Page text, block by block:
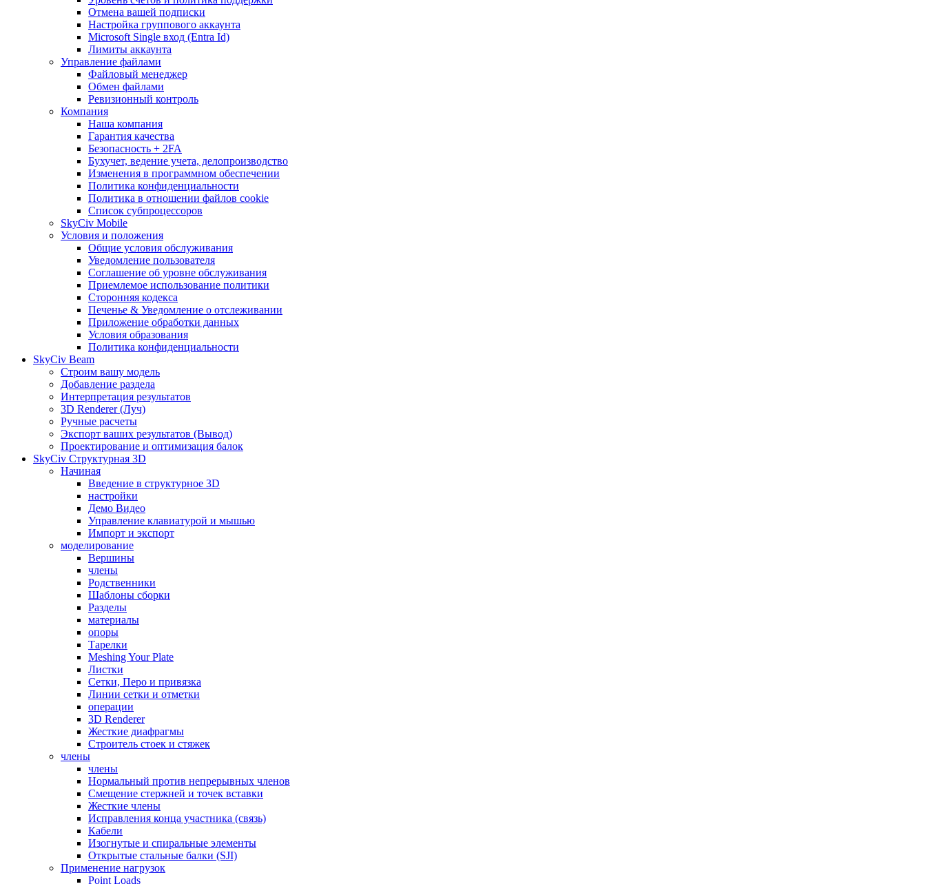
Отмена вашей подписки
Настройка группового аккаунта
Microsoft Single вход (Entra Id)
Лимиты аккаунта
Управление файлами
Файловый менеджер
Обмен файлами
Ревизионный контроль
Компания
Наша компания
Гарантия качества
Безопасность + 2FA
Бухучет, ведение учета, делопроизводство
Изменения в программном обеспечении
Политика конфиденциальности
Политика в отношении файлов cookie
Список субпроцессоров
SkyCiv Mobile
Условия и положения
Общие условия обслуживания
Уведомление пользователя
Соглашение об уровне обслуживания
Приемлемое использование политики
Сторонняя кодекса
Печенье & Уведомление о отслеживании
Приложение обработки данных
Условия образования
Политика конфиденциальности
SkyCiv Beam
Строим вашу модель
Добавление раздела
Интерпретация результатов
3D Renderer (Луч)
Ручные расчеты
Экспорт ваших результатов (Вывод)
Проектирование и оптимизация балок
SkyCiv Структурная 3D
Начиная
Введение в структурное 3D
настройки
Демо Видео
Управление клавиатурой и мышью
Импорт и экспорт
моделирование
Вершины
члены
Родственники
Шаблоны сборки
Разделы
материалы
опоры
Тарелки
Meshing Your Plate
Листки
Сетки, Перо и привязка
Линии сетки и отметки
операции
3D Renderer
Жесткие диафрагмы
Строитель стоек и стяжек
члены
члены
Нормальный против непрерывных членов
Смещение стержней и точек вставки
Жесткие члены
Исправления конца участника (связь)
Кабели
Изогнутые и спиральные элементы
Открытые стальные балки (SJI)
Применение нагрузок
Point Loads